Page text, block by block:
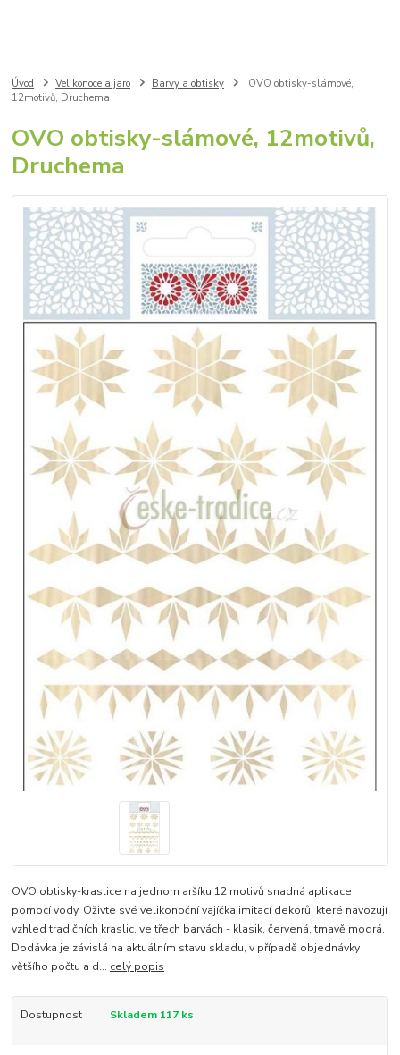
Úvod Velikonoce a jaro Barvy a obtisky
OVO obtisky-slámové,
12motivů, Druchema
OVO obtisky-slámové, 12motivů,
Druchema
OVO obtisky-kraslice na jednom aršíku 12 motivů snadná aplikace
pomocí vody. Oživte své velikonoční vajíčka imitací dekorů, které navozují
vzhled tradičních kraslic. ve třech barvách - klasik, červená, tmavě modrá.
Dodávka je závislá na aktuálním stavu skladu, v případě objednávky
většího počtu a d... celý popis
Dostupnost Skladem 117 ks